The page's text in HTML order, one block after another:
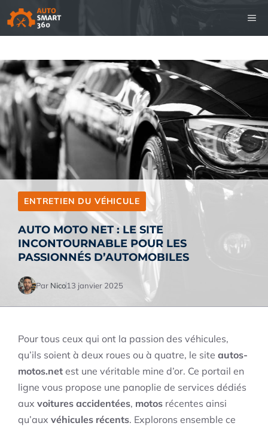
Aller
au
contenu
ENTRETIEN DU VÉHICULE
AUTO MOTO NET : LE SITE
INCONTOURNABLE POUR LES
PASSIONNÉS D’AUTOMOBILES
Par Nico13 janvier 2025
Pour tous ceux qui ont la passion des véhicules,
qu’ils soient à deux roues ou à quatre, le site autos-
motos.net est une véritable mine d’or. Ce portail en
ligne vous propose une panoplie de services dédiés
aux voitures accidentées, motos récentes ainsi
qu’aux véhicules récents. Explorons ensemble ce